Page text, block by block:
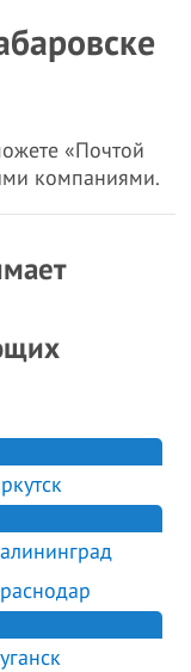
«Почтой
компаниями.